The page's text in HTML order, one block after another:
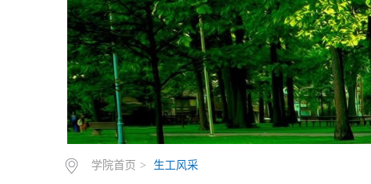
学院首页 > 生工风采